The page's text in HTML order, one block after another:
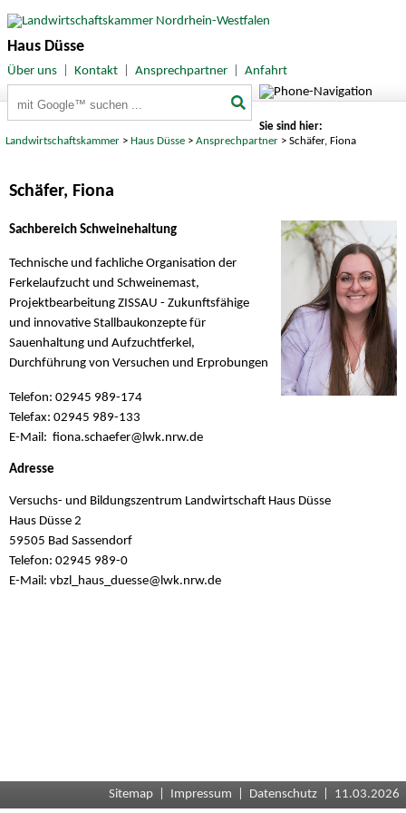
Haus Düsse
Über uns| Kontakt| Ansprechpartner| Anfahrt
Sie sind hier:
Landwirtschaftskammer > Haus Düsse >Ansprechpartner > Schäfer, Fiona
Schäfer, Fiona
Sachbereich Schweinehaltung
Technische und fachliche Organisation der
Ferkelaufzucht und Schweinemast,
Projektbearbeitung ZISSAU - Zukunftsfähige
und innovative Stallbaukonzepte für
Sauenhaltung und Aufzuchtferkel,
Durchführung von Versuchen und Erprobungen
Telefon: 02945 989-174
Telefax: 02945 989-133
E-Mail: fiona.schaefer@ lwk.nrw.de
Adresse
Versuchs- und Bildungszentrum Landwirtschaft Haus Düsse
Haus Düsse 2
59505 Bad Sassendorf
Telefon: 02945 989-0
E-Mail: vbzl_haus_duesse@lwk.nrw.de
Sitemap Impressum Datenschutz | 11.03.2026